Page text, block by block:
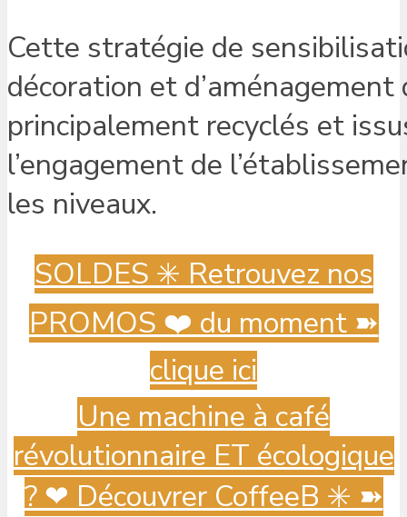
Cette stratégie de
décoration et
principalement recyclés et
l’engagement de
les niveaux.
SOLDES ✳️ Retrouvez nos
PROMOS ❤️ du moment ➽
clique ici
Une machine à café
révolutionnaire ET écologique
? ️❤ Découvrer CoffeeB ✳️ ➽